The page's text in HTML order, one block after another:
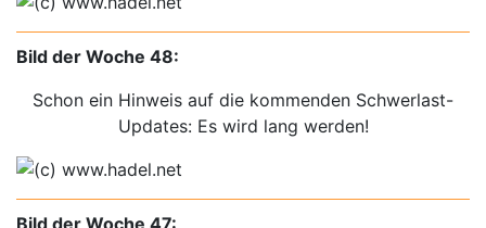
Bild der Woche 48:
Schon ein Hinweis auf die kommenden Schwerlast-
Updates: Es wird lang werden!
Bild der Woche 47: